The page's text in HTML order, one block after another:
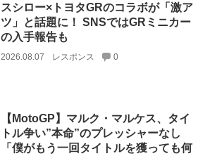
スシロー×トヨタGRのコラボが「激ア
ツ」と話題に！ SNSではGRミニカー
の入手報告も
2026.08.07 レスポンス 0
【MotoGP】マルク・マルケス、タイ
トル争い”本命”のプレッシャーなし
「僕がもう一回タイトルを獲っても何